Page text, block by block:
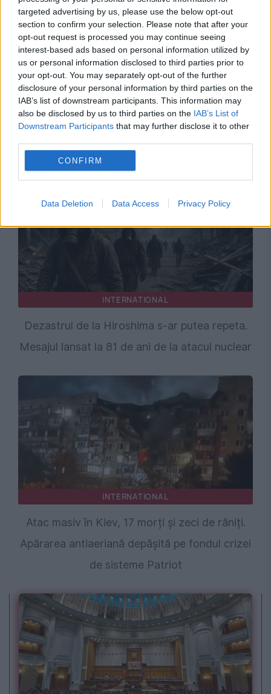
targeted advertising by us, please use the below opt-out
section to confirm your selection. Please note that after your
opt-out request is processed you may continue seeing
interest-based ads based on personal information utilized by
us or personal information disclosed to third parties prior to
your opt-out. You may separately opt-out of the further
disclosure of your personal information by third parties on the
IAB’s list of downstream participants. This information may
also be disclosed by us to third parties on the IAB’s List of
Downstream Participants that may further disclose it to other
CONFIRM
Data Deletion Data Access Privacy Policy
Recomandările noastre
INTERNATIONAL
Dezastrul de la Hiroshima s-ar putea repeta.
Mesajul lansat la 81 de ani de la atacul nuclear
INTERNATIONAL
Atac masiv în Kiev, 17 morți și zeci de răniți.
Apărarea antiaeriană depășită pe fondul crizei
de sisteme Patriot